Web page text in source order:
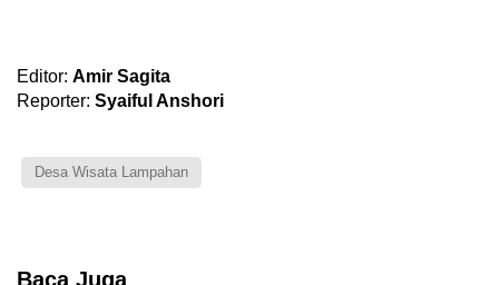
Editor: Amir Sagita
Reporter: Syaiful Anshori
Desa Wisata Lampahan
Baca Juga